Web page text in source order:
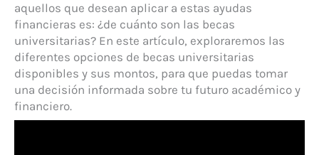
aquellos que desean aplicar a estas ayudas
financieras es: ¿de cuánto son las becas
universitarias? En este artículo, exploraremos las
diferentes opciones de becas universitarias
disponibles y sus montos, para que puedas tomar
una decisión informada sobre tu futuro académico y
financiero.